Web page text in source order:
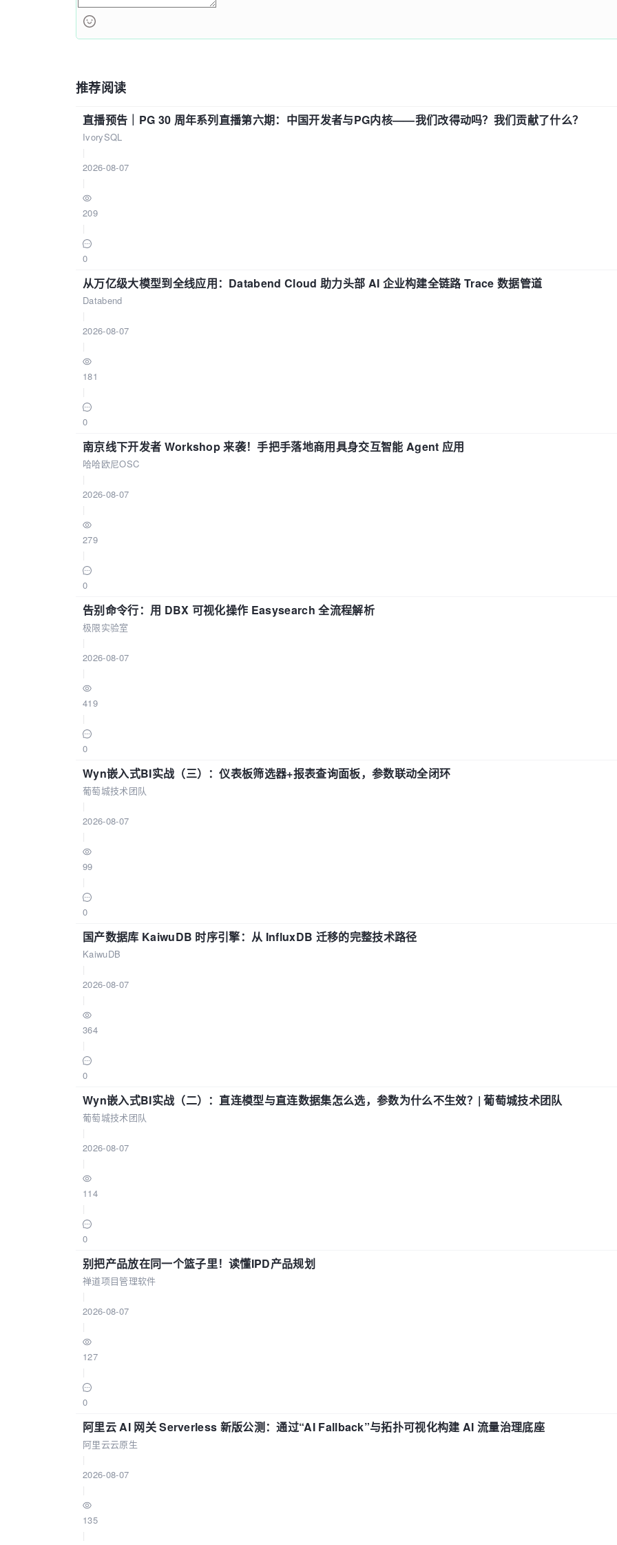
推荐阅读
直播预告｜PG 30 周年系列直播第六期：中国开发者与PG内核——我们改得动吗？我们贡献了什么？
IvorySQL
2026-08-07
209
0
从万亿级大模型到全线应用：Databend Cloud 助力头部 AI 企业构建全链路 Trace 数据管道
Databend
2026-08-07
181
0
南京线下开发者 Workshop 来袭！手把手落地商用具身交互智能 Agent 应用
哈哈欧尼OSC
2026-08-07
279
0
告别命令行：用 DBX 可视化操作 Easysearch 全流程解析
极限实验室
2026-08-07
419
0
Wyn嵌入式BI实战（三）：仪表板筛选器+报表查询面板，参数联动全闭环
葡萄城技术团队
2026-08-07
99
0
国产数据库 KaiwuDB 时序引擎：从 InfluxDB 迁移的完整技术路径
KaiwuDB
2026-08-07
364
0
Wyn嵌入式BI实战（二）：直连模型与直连数据集怎么选，参数为什么不生效？| 葡萄城技术团队
葡萄城技术团队
2026-08-07
114
0
别把产品放在同一个篮子里！读懂IPD产品规划
禅道项目管理软件
2026-08-07
127
0
阿里云 AI 网关 Serverless 新版公测：通过“AI Fallback”与拓扑可视化构建 AI 流量治理底座
阿里云云原生
2026-08-07
135